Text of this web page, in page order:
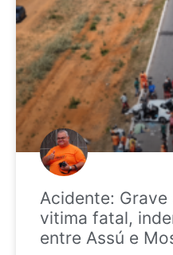
Acidente:
vitima fatal,
entre Assú e